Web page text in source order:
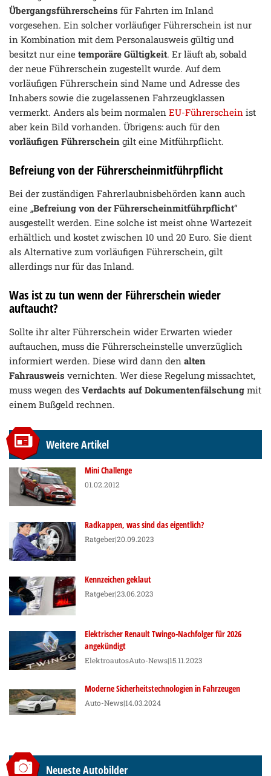
Übergangsführerscheins für Fahrten im Inland
vorgesehen. Ein solcher vorläufiger Führerschein ist nur
in Kombination mit dem Personalausweis gültig und
besitzt nur eine temporäre Gültigkeit. Er läuft ab, sobald
der neue Führerschein zugestellt wurde. Auf dem
vorläufigen Führerschein sind Name und Adresse des
Inhabers sowie die zugelassenen Fahrzeugklassen
vermerkt. Anders als beim normalen EU-Führerschein ist
aber kein Bild vorhanden. Übrigens: auch für den
vorläufigen Führerschein gilt eine Mitführpflicht.
Befreiung von der Führerscheinmitführpflicht
Bei der zuständigen Fahrerlaubnisbehörden kann auch
eine „Befreiung von der Führerscheinmitführpflicht“
ausgestellt werden. Eine solche ist meist ohne Wartezeit
erhältlich und kostet zwischen 10 und 20 Euro. Sie dient
als Alternative zum vorläufigen Führerschein, gilt
allerdings nur für das Inland.
Was ist zu tun wenn der Führerschein wieder
auftaucht?
Sollte ihr alter Führerschein wider Erwarten wieder
auftauchen, muss die Führerscheinstelle unverzüglich
informiert werden. Diese wird dann den alten
Fahrausweis vernichten. Wer diese Regelung missachtet,
muss wegen des Verdachts auf Dokumentenfälschung mit
einem Bußgeld rechnen.
Weitere Artikel
Mini Challenge
01.02.2012
Radkappen, was sind das eigentlich?
Ratgeber|20.09.2023
Kennzeichen geklaut
Ratgeber|23.06.2023
Elektrischer Renault Twingo-Nachfolger für 2026
angekündigt
ElektroautosAuto-News|15.11.2023
Moderne Sicherheitstechnologien in Fahrzeugen
Auto-News|14.03.2024
Neueste Autobilder